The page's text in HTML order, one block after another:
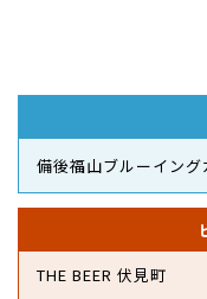
備後福山ブルーイング
THE BEER 伏見町